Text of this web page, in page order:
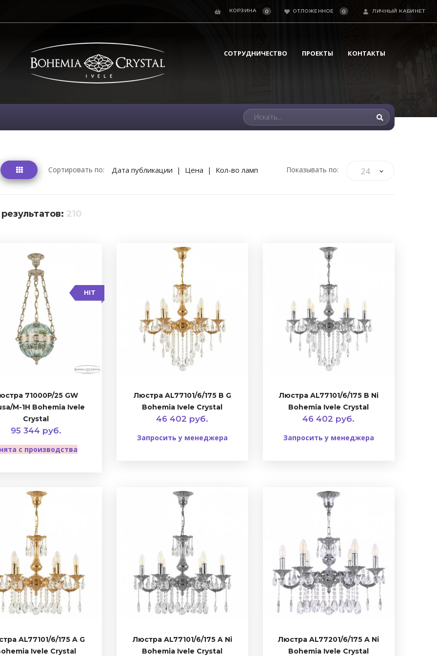
КОРЗИНА 0 ОТЛОЖЕННОЕ 0 ЛИЧНЫЙ КАБИНЕТ
СОТРУДНИЧЕСТВО ПРОЕКТЫ КОНТАКТЫ
Сортировать по: Дата публикации | Цена | Кол-во ламп Показывать по: 24
210
71000P/25 GW
M-1H Bohemia Ivele
Crystal
95 344 руб.
с производства
HIT
Люстра AL77101/6/175 B G
Bohemia Ivele Crystal
46 402 руб.
Запросить у менеджера
Люстра AL77101/6/175 B Ni
Bohemia Ivele Crystal
46 402 руб.
Запросить у менеджера
AL77101/6/175 A G
Ivele Crystal
Люстра AL77101/6/175 A Ni
Bohemia Ivele Crystal
Люстра AL77201/6/175 A Ni
Bohemia Ivele Crystal